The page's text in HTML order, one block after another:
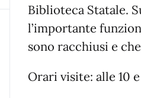
Biblioteca Statale.
l’importante
sono racchiusi e
Orari visite: alle 10 e